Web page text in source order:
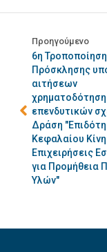
Προηγούμενο
6η
Πρόσκλησης
αιτήσεων
επενδυτικών
Δράση
Κεφαλαίου
Επιχειρήσεις
για Προμήθεια
Υλών"